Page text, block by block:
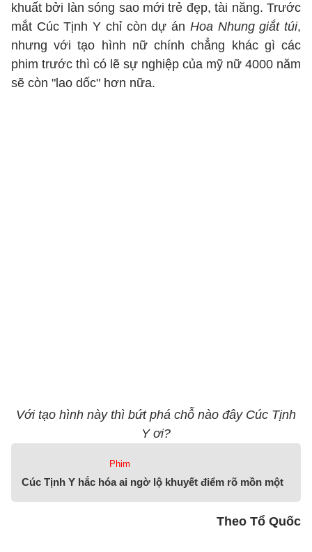
khuất bởi làn sóng sao mới trẻ đẹp, tài năng. Trước
mắt Cúc Tịnh Y chỉ còn dự án Hoa Nhung giắt túi,
nhưng với tạo hình nữ chính chẳng khác gì các
phim trước thì có lẽ sự nghiệp của mỹ nữ 4000 năm
sẽ còn "lao dốc" hơn nữa.
Với tạo hình này thì bứt phá chỗ nào đây Cúc Tịnh
Y ơi?
Phim
Cúc Tịnh Y hắc hóa ai ngờ lộ khuyết điểm rõ mồn một
Theo Tổ Quốc